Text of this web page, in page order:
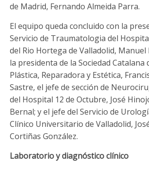
de Madrid, Fernando Almeida Parra.
El equipo queda concluido con la
Servicio de Traumatologia del
del Rio Hortega de Valladolid, Manuel
la presidenta de la Sociedad Catalana
Plástica, Reparadora y Estética,
Sastre, el jefe de sección de
del Hospital 12 de Octubre, José
Bernal; y el jefe del Servicio de
Clínico Universitario de Valladolid,
Cortiñas González.
Laboratorio y diagnóstico clínico